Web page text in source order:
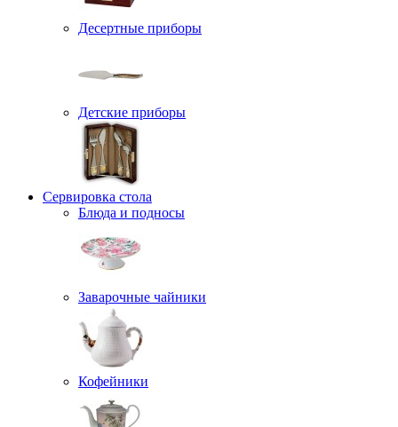
Десертные приборы
Детские приборы
Сервировка стола
Блюда и подносы
Заварочные чайники
Кофейники